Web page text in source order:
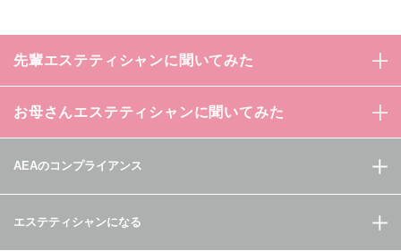
先輩エステティシャンに聞いてみた
お母さんエステティシャンに聞いてみた
AEAのコンプライアンス
エステティシャンになる